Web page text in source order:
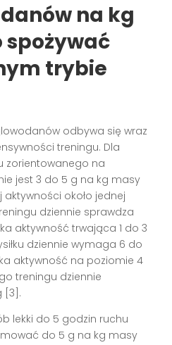
na kg
trybie
odbywa się wraz
treningu. Dla
zorientowanego na
jest 3 do 5 g na kg masy
aktywności około jednej
dziennie sprawdza
aktywność trwająca 1 do 3
dziennie wymaga 6 do
aktywność na poziomie 4
treningu dziennie
[3].
lekki do 5 godzin ruchu
do 5 g na kg masy